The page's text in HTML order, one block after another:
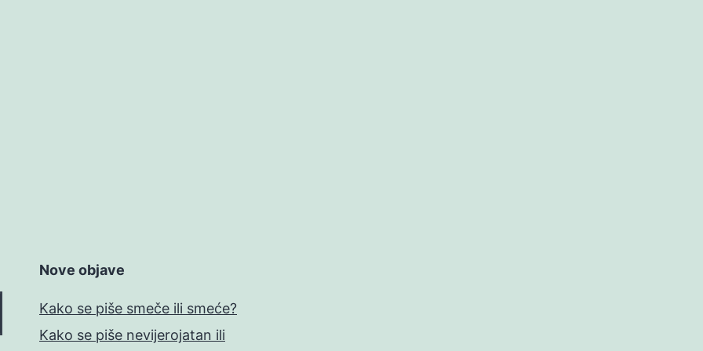
Nove objave
Kako se piše smeče ili smeće?
Kako se piše nevijerojatan ili